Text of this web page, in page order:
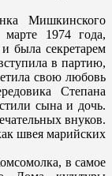
Мишкинского
1974 года,
была секретарем
в партию,
свою любовь
Степана
сына и дочь.
внуков.
швея марийских
в самое